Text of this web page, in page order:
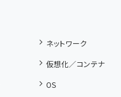
ネットワーク
仮想化／コンテナ
OS